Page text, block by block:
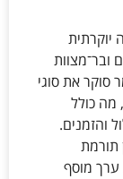
יוקרתית
ובר־מצוות
סוקר את סוגי
מה כולל
והזמנים.
תורמת
ערך מוסף